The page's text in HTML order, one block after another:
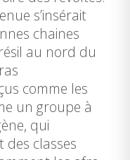
s’insérait
chaines
au nord du
comme les
un groupe à
qui
des classes